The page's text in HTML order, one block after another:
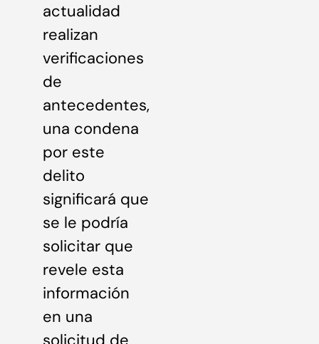
actualidad
realizan
verificaciones
de
antecedentes,
una condena
por este
delito
significará que
se le podría
solicitar que
revele esta
información
en una